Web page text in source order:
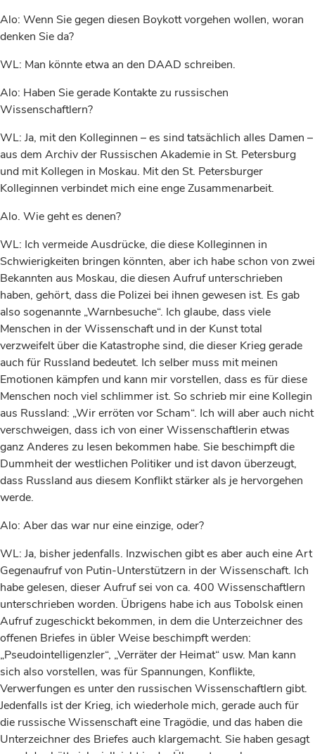
Alo: Wenn Sie gegen diesen Boykott vorgehen wollen, woran
denken Sie da?
WL: Man könnte etwa an den DAAD schreiben.
Alo: Haben Sie gerade Kontakte zu russischen
Wissenschaftlern?
WL: Ja, mit den Kolleginnen – es sind tatsächlich alles Damen –
aus dem Archiv der Russischen Akademie in St. Petersburg
und mit Kollegen in Moskau. Mit den St. Petersburger
Kolleginnen verbindet mich eine enge Zusammenarbeit.
Alo. Wie geht es denen?
WL: Ich vermeide Ausdrücke, die diese Kolleginnen in
Schwierigkeiten bringen könnten, aber ich habe schon von zwei
Bekannten aus Moskau, die diesen Aufruf unterschrieben
haben, gehört, dass die Polizei bei ihnen gewesen ist. Es gab
also sogenannte „Warnbesuche“. Ich glaube, dass viele
Menschen in der Wissenschaft und in der Kunst total
verzweifelt über die Katastrophe sind, die dieser Krieg gerade
auch für Russland bedeutet. Ich selber muss mit meinen
Emotionen kämpfen und kann mir vorstellen, dass es für diese
Menschen noch viel schlimmer ist. So schrieb mir eine Kollegin
aus Russland: „Wir erröten vor Scham“. Ich will aber auch nicht
verschweigen, dass ich von einer Wissenschaftlerin etwas
ganz Anderes zu lesen bekommen habe. Sie beschimpft die
Dummheit der westlichen Politiker und ist davon überzeugt,
dass Russland aus diesem Konflikt stärker als je hervorgehen
werde.
Alo: Aber das war nur eine einzige, oder?
WL: Ja, bisher jedenfalls. Inzwischen gibt es aber auch eine Art
Gegenaufruf von Putin-Unterstützern in der Wissenschaft. Ich
habe gelesen, dieser Aufruf sei von ca. 400 Wissenschaftlern
unterschrieben worden. Übrigens habe ich aus Tobolsk einen
Aufruf zugeschickt bekommen, in dem die Unterzeichner des
offenen Briefes in übler Weise beschimpft werden:
„Pseudointelligenzler“, „Verräter der Heimat“ usw. Man kann
sich also vorstellen, was für Spannungen, Konflikte,
Verwerfungen es unter den russischen Wissenschaftlern gibt.
Jedenfalls ist der Krieg, ich wiederhole mich, gerade auch für
die russische Wissenschaft eine Tragödie, und das haben die
Unterzeichner des Briefes auch klargemacht. Sie haben gesagt